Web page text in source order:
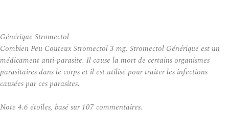
Générique Stromectol
Combien Peu Couteux Stromectol 3 mg. Stromectol Générique est un
médicament anti-parasite. Il cause la mort de certains organismes
parasitaires dans le corps et il est utilisé pour traiter les infections
causées par ces parasites.
Note 4.6 étoiles, basé sur 107commentaires.